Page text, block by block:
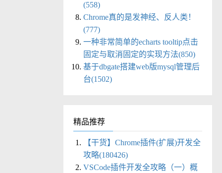
(558)
Chrome真的是发神经、反人类！
(777)
一种非常简单的echarts tooltip点击
固定与取消固定的实现方法(850)
基于dbgate搭建web版mysql管理后
台(1502)
精品推荐
【干货】Chrome插件(扩展)开发全
攻略(180426)
VSCode插件开发全攻略（一）概